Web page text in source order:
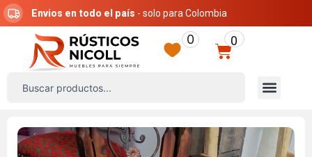
Ir
al
contenido
Envios en todo el país - solo para Colombia
0 0
Carrito
Menú